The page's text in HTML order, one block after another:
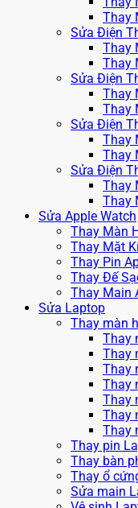
Thay
Sửa Điện
Thay
Thay
Sửa Điện
Thay
Thay
Sửa Điện
Thay
Thay
Sửa Điện
Thay
Thay
Sửa Apple Watch
Thay Màn
Thay Mặt
Thay Pin
Thay Đế
Thay Main
Sửa Laptop
Thay màn
Thay
Thay
Thay
Thay
Thay
Thay
Thay
Thay pin
Thay bàn
Thay ổ
Sửa main